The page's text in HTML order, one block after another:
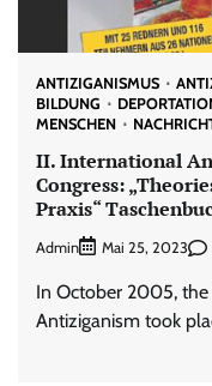
ANTIZIGANISMUS
BILDUNG
MENSCHEN
II. International
Congress:
Praxis“
Admin Mai 25, 2023
In October 2005,
Antiziganism took